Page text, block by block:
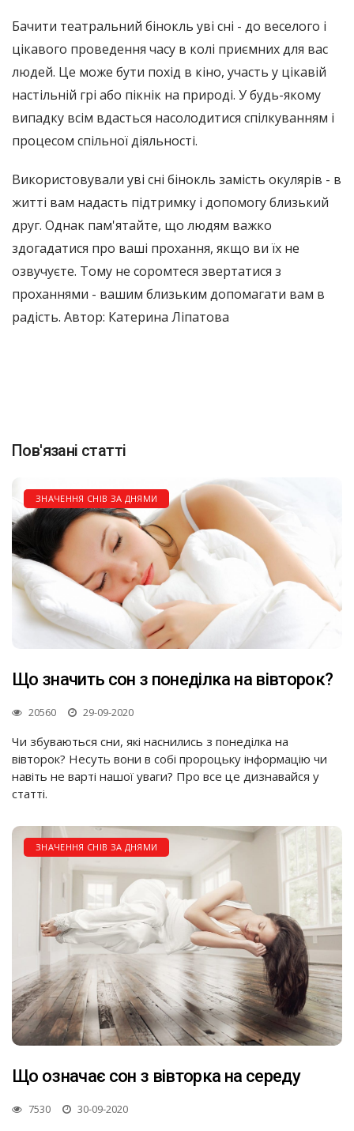
Бачити театральний бінокль уві сні - до веселого і
цікавого проведення часу в колі приємних для вас
людей. Це може бути похід в кіно, участь у цікавій
настільній грі або пікнік на природі. У будь-якому
випадку всім вдасться насолодитися спілкуванням і
процесом спільної діяльності.
Використовували уві сні бінокль замість окулярів - в
житті вам надасть підтримку і допомогу близький
друг. Однак пам'ятайте, що людям важко
здогадатися про ваші прохання, якщо ви їх не
озвучуєте. Тому не соромтеся звертатися з
проханнями - вашим близьким допомагати вам в
радість. Автор: Катерина Ліпатова
Пов'язані статті
ЗНАЧЕННЯ СНІВ ЗА ДНЯМИ
Що значить сон з понеділка на вівторок?
20560 29-09-2020
Чи збуваються сни, які наснились з понеділка на
вівторок? Несуть вони в собі пророцьку інформацію чи
навіть не варті нашої уваги? Про все це дизнавайся у
статті.
ЗНАЧЕННЯ СНІВ ЗА ДНЯМИ
Що означає сон з вівторка на середу
7530 30-09-2020